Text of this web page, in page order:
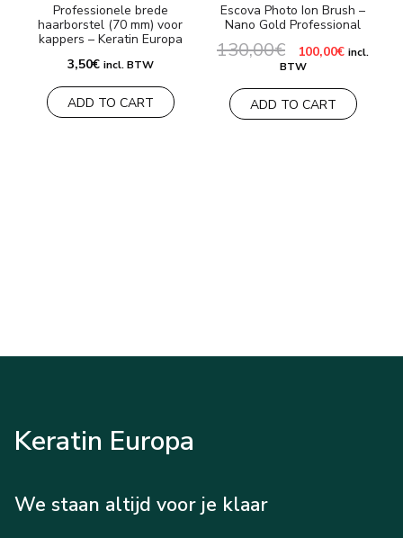
Professionele brede
haarborstel (70 mm) voor
kappers – Keratin Europa
3,50€ incl. BTW
ADD TO CART
Escova Photo Ion Brush –
Nano Gold Professional
130,00€ Oorspronkelijke
prijs
was:
130,00€.
100,00€Huidige
100,00€.
incl.
BTW
ADD TO CART
Keratin Europa
We staan altijd voor je klaar